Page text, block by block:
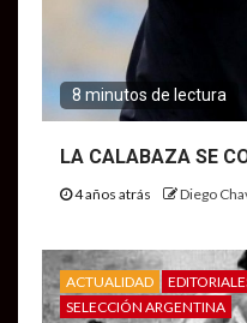
8 minutos de lectura
LA CALABAZA SE
4 años atrás Diego
ACTUALIDAD
SELECCIÓN ARGENTINA